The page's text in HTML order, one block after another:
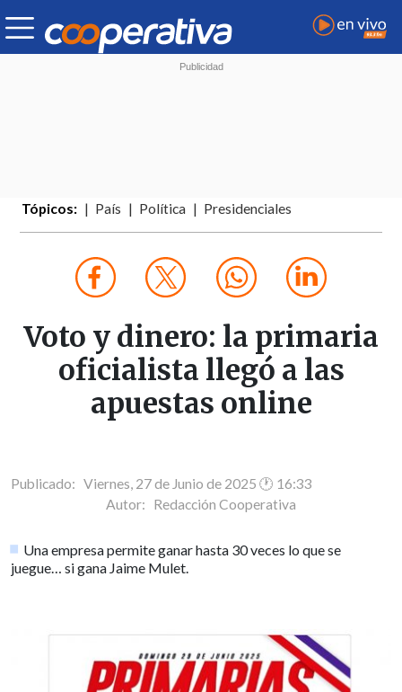
Tópicos: País Política Presidenciales
Voto y dinero: la primaria
oficialista llegó a las
apuestas online
Publicado: Viernes, 27 de Junio de 2025 🕐 16:33
Autor: Redacción Cooperativa
Una empresa permite ganar hasta 30 veces lo que se
juegue… si gana Jaime Mulet.